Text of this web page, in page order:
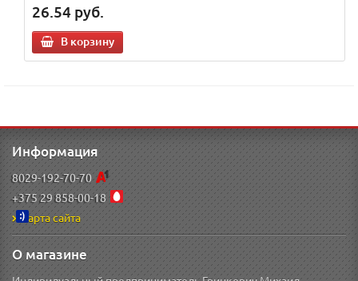
26.54 руб.
В корзину
Информация
8029-192-70-70
+375 29 858-00-18
Карта сайта
О магазине